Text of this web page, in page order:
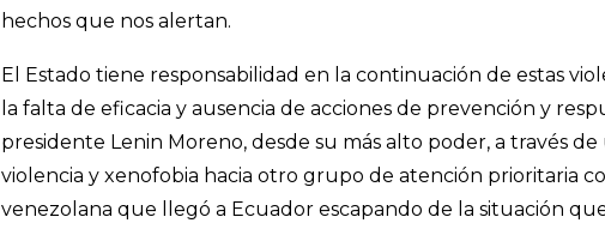
hechos que nos alertan.
El Estado tiene responsabilidad en la continuación de estas
la falta de eficacia y ausencia de acciones de prevención y
presidente Lenin Moreno, desde su más alto poder, a través
violencia y xenofobia hacia otro grupo de atención prioritaria
venezolana que llegó a Ecuador escapando de la situación